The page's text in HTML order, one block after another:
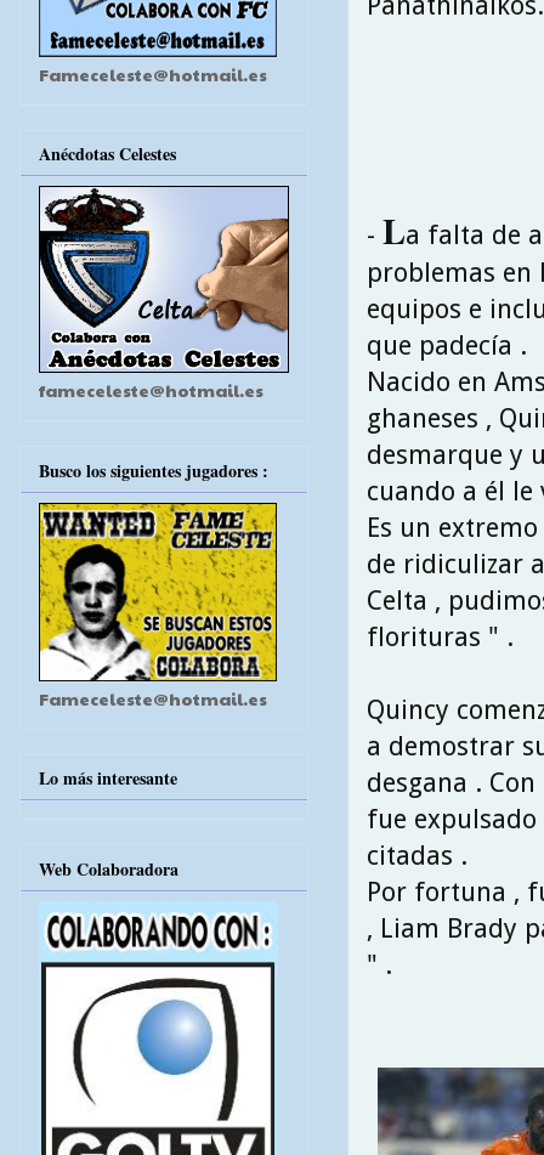
- La falta de
problemas en
equipos e
que padecía .
Nacido en
ghaneses ,
desmarque y
cuando a él le
Es un
de ridiculizar
Celta ,
florituras " .
Quincy
a demostrar
desgana .
fue
citadas .
Por fortuna ,
, Liam Brady
" .
Fameceleste@hotmail.es
Anécdotas Celestes
fameceleste@hotmail.es
Busco los siguientes jugadores :
Fameceleste@hotmail.es
Lo más interesante
Web Colaboradora